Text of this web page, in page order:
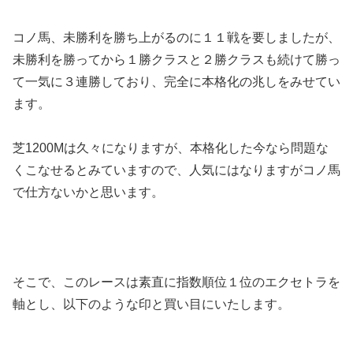
コノ馬、未勝利を勝ち上がるのに１１戦を要しましたが、
未勝利を勝ってから１勝クラスと２勝クラスも続けて勝っ
て一気に３連勝しており、完全に本格化の兆しをみせてい
ます。
芝1200Mは久々になりますが、本格化した今なら問題な
くこなせるとみていますので、人気にはなりますがコノ馬
で仕方ないかと思います。
そこで、このレースは素直に指数順位１位のエクセトラを
軸とし、以下のような印と買い目にいたします。